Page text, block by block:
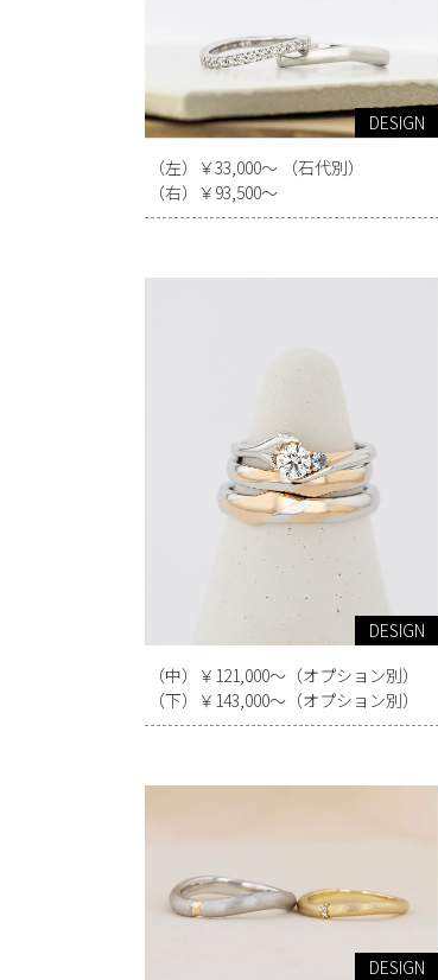
DESIGN
（左）￥33,000～ （石代別）
（右）￥93,500～
DESIGN
（中）￥121,000～（オプション別）
（下）￥143,000～（オプション別）
DESIGN